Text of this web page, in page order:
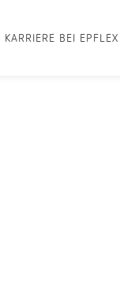
KARRIERE BEI EPFLEX